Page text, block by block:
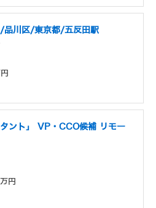
品川区/東京都/五反田駅
ント」 VP・CCO候補 リモー
円